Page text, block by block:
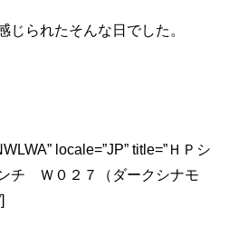
じられたそんな日でした。
locale=”JP” title=”ＨＰシ
チ Ｗ０２７（ダークシナモ